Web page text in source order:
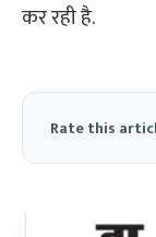
कर रही है.
Rate this